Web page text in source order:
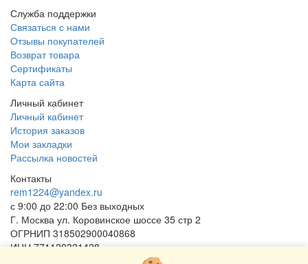
Служба поддержки
Связаться с нами
Отзывы покупателей
Возврат товара
Сертификаты
Карта сайта
Личный кабинет
Личный кабинет
История заказов
Мои закладки
Рассылка новостей
Контакты
rem1224@yandex.ru
с 9:00 до 22:00 Без выходных
Г. Москва ул. Коровинское шоссе 35 стр 2
ОГРНИП 318502900040868
ИНН 771120321428